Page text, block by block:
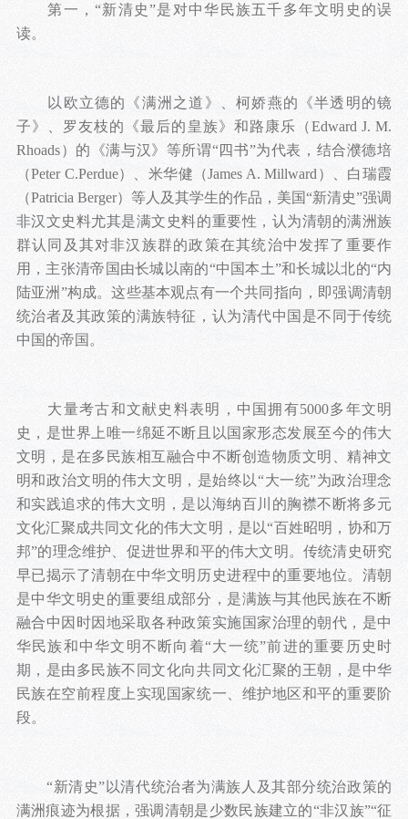
第一，“新清史”是对中华民族五千多年文明史的误
读。
以欧立德的《满洲之道》、柯娇燕的《半透明的镜
子》、罗友枝的《最后的皇族》和路康乐（Edward J. M.
Rhoads）的《满与汉》等所谓“四书”为代表，结合濮德培
（Peter C.Perdue）、米华健（James A. Millward）、白瑞霞
（Patricia Berger）等人及其学生的作品，美国“新清史”强调
非汉文史料尤其是满文史料的重要性，认为清朝的满洲族
群认同及其对非汉族群的政策在其统治中发挥了重要作
用，主张清帝国由长城以南的“中国本土”和长城以北的“内
陆亚洲”构成。这些基本观点有一个共同指向，即强调清朝
统治者及其政策的满族特征，认为清代中国是不同于传统
中国的帝国。
大量考古和文献史料表明，中国拥有5000多年文明
史，是世界上唯一绵延不断且以国家形态发展至今的伟大
文明，是在多民族相互融合中不断创造物质文明、精神文
明和政治文明的伟大文明，是始终以“大一统”为政治理念
和实践追求的伟大文明，是以海纳百川的胸襟不断将多元
文化汇聚成共同文化的伟大文明，是以“百姓昭明，协和万
邦”的理念维护、促进世界和平的伟大文明。传统清史研究
早已揭示了清朝在中华文明历史进程中的重要地位。清朝
是中华文明史的重要组成部分，是满族与其他民族在不断
融合中因时因地采取各种政策实施国家治理的朝代，是中
华民族和中华文明不断向着“大一统”前进的重要历史时
期，是由多民族不同文化向共同文化汇聚的王朝，是中华
民族在空前程度上实现国家统一、维护地区和平的重要阶
段。
“新清史”以清代统治者为满族人及其部分统治政策的
满洲痕迹为根据，强调清朝是少数民族建立的“非汉族”“征